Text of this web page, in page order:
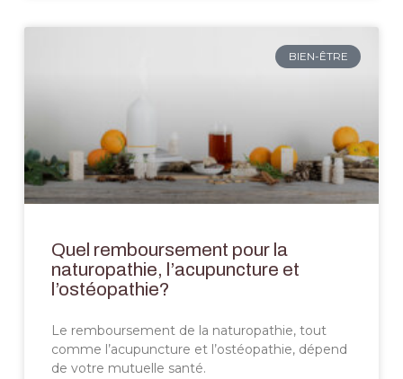
BIEN-ÊTRE
Quel remboursement pour la
naturopathie, l’acupuncture et
l’ostéopathie?
Le remboursement de la naturopathie, tout
comme l’acupuncture et l’ostéopathie, dépend
de votre mutuelle santé.